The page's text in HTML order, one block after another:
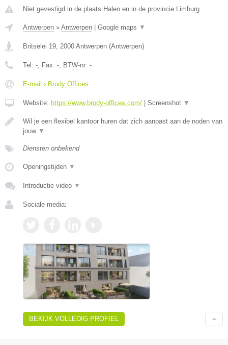
Niet gevestigd in de plaats Halen en in de provincie Limburg.
Antwerpen » Antwerpen | Google maps ▼
Britselei 19 2000 Antwerpen (Antwerpen)
Tel: - , Fax: - , BTW-nr: -
E-mail › Brody Offices
Website: https://www.brody-offices.com/ | Screenshot ▼
Wil je een flexibel kantoor huren dat zich aanpast aan de noden van
jouw ▼
Diensten onbekend
Openingstijden ▼
Introductie video ▼
Sociale media:
BEKIJK VOLLEDIG PROFIEL